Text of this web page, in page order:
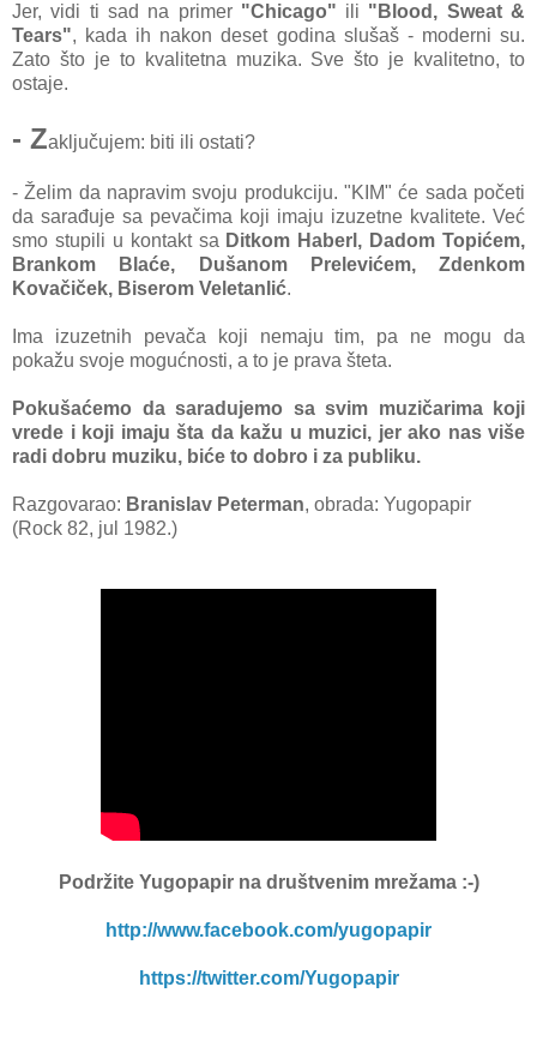
Jer, vidi ti sad na primer "Chicago" ili "Blood, Sweat &
Tears", kada ih nakon deset godina slušaš - moderni su.
Zato što je to kvalitetna muzika. Sve što je kvalitetno, to
ostaje.
- Zaključujem: biti ili ostati?
- Želim da napravim svoju produkciju. "KIM" će sada početi
da sarađuje sa pevačima koji imaju izuzetne kvalitete. Već
smo stupili u kontakt sa Ditkom Haberl, Dadom Topićem,
Brankom Blaće, Dušanom Prelevićem, Zdenkom
Kovačiček, Biserom Veletanlić.
Ima izuzetnih pevača koji nemaju tim, pa ne mogu da
pokažu svoje mogućnosti, a to je prava šteta.
Pokušaćemo da saradujemo sa svim muzičarima koji
vrede i koji imaju šta da kažu u muzici, jer ako nas više
radi dobru muziku, biće to dobro i za publiku.
Razgovarao: Branislav Peterman, obrada: Yugopapir
(Rock 82, jul 1982.)
Podržite Yugopapirna društvenim mrežama :-)
http://www.facebook.com/yugopapir
https://twitter.com/Yugopapir